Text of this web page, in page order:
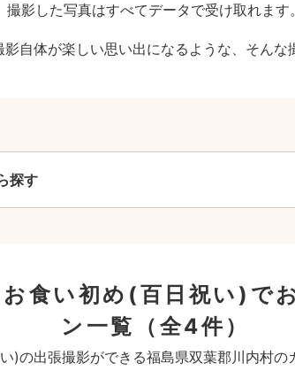
撮影した写真はすべてデータで受け取れます。
自体が楽しい思い出になるような、そんな
探す
食い初め(百日祝い)で
ン一覧
（全4件）
)の出張撮影ができる福島県双葉郡川内村の